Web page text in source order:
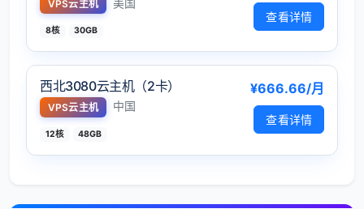
VPS云主机 美国
8核 30GB
查看详情
西北3080云主机（2卡）
VPS云主机 中国
12核 48GB
¥666.66/月
查看详情